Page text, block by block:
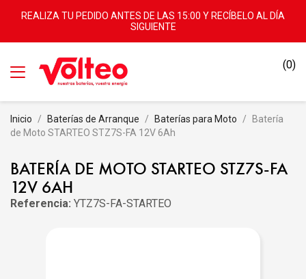
REALIZA TU PEDIDO ANTES DE LAS 15:00 Y RECÍBELO AL DÍA
SIGUIENTE
(0)
Inicio Baterías de Arranque Baterías para Moto
Batería
de Moto STARTEO STZ7S-FA 12V 6Ah
BATERÍA DE MOTO STARTEO STZ7S-FA
12V 6AH
Referencia: YTZ7S-FA-STARTEO